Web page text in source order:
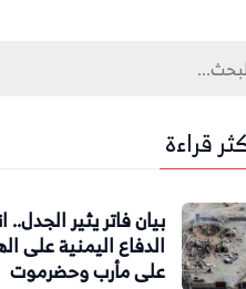
قراءة
بيان فاتر يثير الجدل..
الدفاع اليمنية على
على مأرب وحضرموت